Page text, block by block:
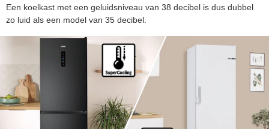
Een koelkast met een geluidsniveau van 38 decibel is dus dubbel
zo luid als een model van 35 decibel.